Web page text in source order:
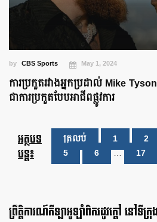
by CBS Sports May 1, 2024
ការប្រកួតរវាងអ្នកប្រដាល់ Mike
ជាការប្រកួតបែបអាជីពផ្លូវការ
អត្ថបទ
បន្ត៖
ត្រលប់ 1 2
5
6 … 17
ព្រឹត្តិការណ៍កីឡាអូឡាំពិករដូវក្ដៅ នៅទីក្រុ